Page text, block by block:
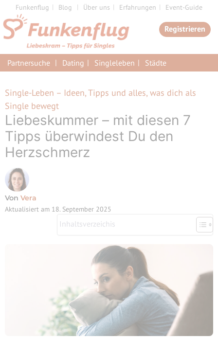
Zum
Inhalt
springen
Funkenflug Blog Über uns Erfahrungen Event-Guide
Registrieren
Partnersuche Dating Singleleben Städte
Single-Leben – Ideen, Tipps und alles, was dich als
Single bewegt
Liebeskummer – mit diesen 7
Tipps überwindest Du den
Herzschmerz
Von Vera
Aktualisiert am 18. September 2025
Inhaltsverzeichis